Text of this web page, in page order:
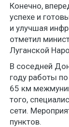
Конечно,
успехе и
и улучшая
отметил
Луганской
В соседней
году работы
65 км
того,
сети.
пунктов.